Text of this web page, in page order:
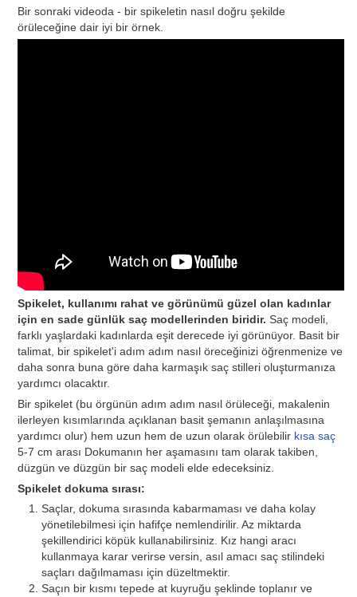
Bir sonraki videoda - bir spikeletin nasıl doğru şekilde
örüleceğine dair iyi bir örnek.
Spikelet, kullanımı rahat ve görünümü güzel olan kadınlar
için en sade günlük saç modellerinden biridir. Saç modeli,
farklı yaşlardaki kadınlarda eşit derecede iyi görünüyor. Basit bir
talimat, bir spikelet'i adım adım nasıl öreceğinizi öğrenmenize ve
daha sonra buna göre daha karmaşık saç stilleri oluşturmanıza
yardımcı olacaktır.
Bir spikelet (bu örgünün adım adım nasıl örüleceği, makalenin
ilerleyen kısımlarında açıklanan basit şemanın anlaşılmasına
yardımcı olur) hem uzun hem de uzun olarak örülebilir kısa saç
5-7 cm arası Dokumanın her aşamasını tam olarak takiben,
düzgün ve düzgün bir saç modeli elde edeceksiniz.
Spikelet dokuma sırası:
Saçlar, dokuma sırasında kabarmaması ve daha kolay
yönetilebilmesi için hafifçe nemlendirilir. Az miktarda
şekillendirici köpük kullanabilirsiniz. Kız hangi aracı
kullanmaya karar verirse versin, asıl amacı saç stilindeki
saçları dağılmaması için düzeltmektir.
Saçın bir kısmı tepede at kuyruğu şeklinde toplanır ve